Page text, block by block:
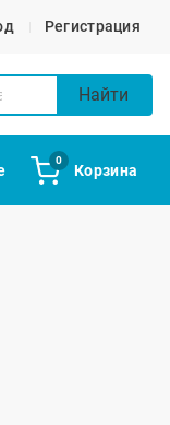
Регистрация
Найти
0
Корзина